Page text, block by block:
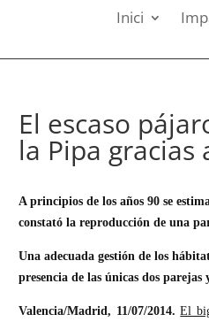
Inici
El escaso
la Pipa
A principios de los años 90 se
constató la reproducción de una
Una adecuada gestión de los
presencia de las únicas dos
Valencia/Madrid, 11/07/2014.El